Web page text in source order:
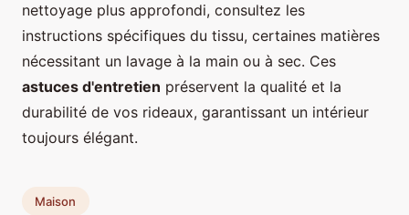
nettoyage plus approfondi, consultez les
instructions spécifiques du tissu, certaines matières
nécessitant un lavage à la main ou à sec. Ces
astuces d'entretien préservent la qualité et la
durabilité de vos rideaux, garantissant un intérieur
toujours élégant.
Maison